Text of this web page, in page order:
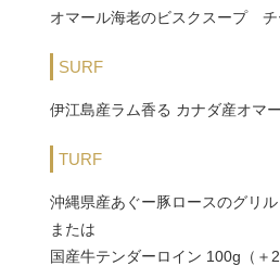
オマール海老のビスクスープ チ
SURF
伊江島産ラム香る カナダ産オマ
TURF
沖縄県産あぐー豚ロースのグリ
または
国産牛テンダーロイン 100g（＋